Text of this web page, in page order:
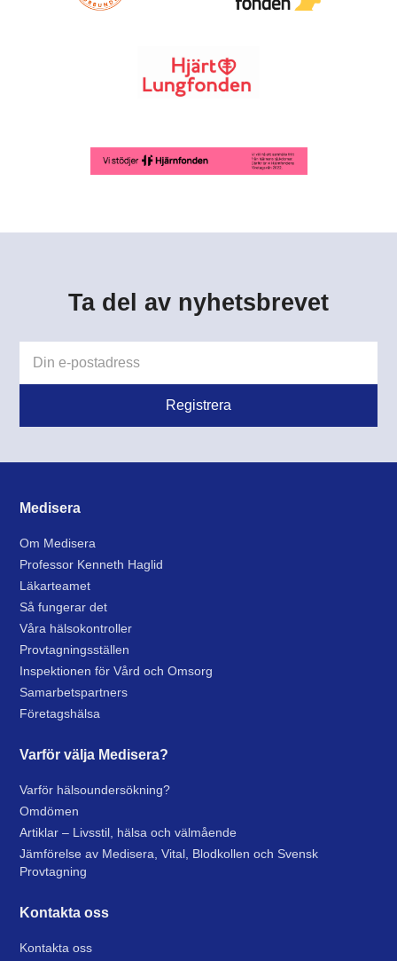
Ta del av nyhetsbrevet
Medisera
Om Medisera
Professor Kenneth Haglid
Läkarteamet
Så fungerar det
Våra hälsokontroller
Provtagningsställen
Inspektionen för Vård och Omsorg
Samarbetspartners
Företagshälsa
Varför välja Medisera?
Varför hälsoundersökning?
Omdömen
Artiklar – Livsstil, hälsa och välmående
Jämförelse av Medisera, Vital, Blodkollen och Svensk
Provtagning
Kontakta oss
Kontakta oss